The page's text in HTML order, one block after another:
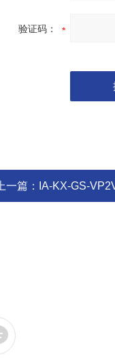
验证码：
上一篇： IA-KX-GS-